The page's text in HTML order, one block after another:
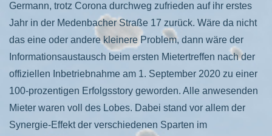
Germann, trotz Corona durchweg zufrieden auf ihr erstes
Jahr in der Medenbacher Straße 17 zurück. Wäre da nicht
das eine oder andere kleinere Problem, dann wäre der
Informationsaustausch beim ersten Mietertreffen nach der
offiziellen Inbetriebnahme am 1. September 2020 zu einer
100-prozentigen Erfolgsstory geworden. Alle anwesenden
Mieter waren voll des Lobes. Dabei stand vor allem der
Synergie-Effekt der verschiedenen Sparten im